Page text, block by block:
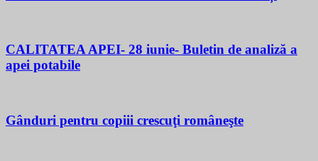
CALITATEA APEI- 28 iunie- Buletin de analiză a
apei potabile
Gânduri pentru copiii crescuţi româneşte